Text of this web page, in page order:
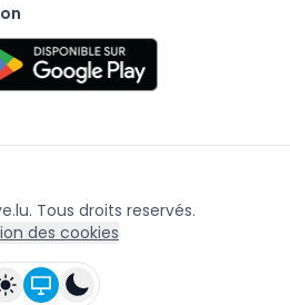
Tous droits reservés.
des cookies